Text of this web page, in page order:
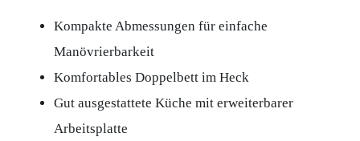
Kompakte Abmessungen für einfache
Manövrierbarkeit
Komfortables Doppelbett im Heck
Gut ausgestattete Küche mit erweiterbarer
Arbeitsplatte